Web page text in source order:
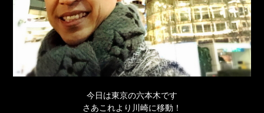
今日は東京の六本木です
さあこれより川崎に移動！